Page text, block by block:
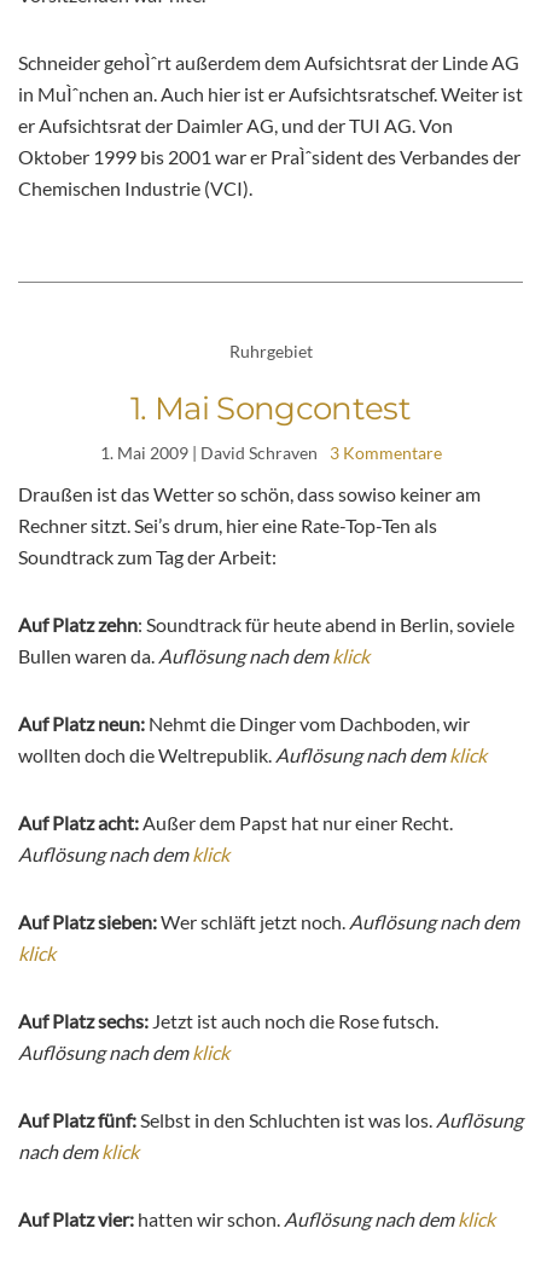
Schneider gehoÌˆrt außerdem dem Aufsichtsrat der Linde AG
in MuÌˆnchen an. Auch hier ist er Aufsichtsratschef. Weiter ist
er Aufsichtsrat der Daimler AG, und der TUI AG. Von
Oktober 1999 bis 2001 war er PraÌˆsident des Verbandes der
Chemischen Industrie (VCI).
Ruhrgebiet
1. Mai Songcontest
1. Mai 2009| David Schraven 3 Kommentare
Draußen ist das Wetter so schön, dass sowiso keiner am
Rechner sitzt. Sei’s drum, hier eine Rate-Top-Ten als
Soundtrack zum Tag der Arbeit:
Auf Platz zehn: Soundtrack für heute abend in Berlin, soviele
Bullen waren da. Auflösung nach demklick
Auf Platz neun: Nehmt die Dinger vom Dachboden, wir
wollten doch die Weltrepublik. Auflösung nach demklick
Auf Platz acht: Außer dem Papst hat nur einer Recht.
Auflösung nach demklick
Auf Platz sieben:Wer schläft jetzt noch. Auflösung nach dem
klick
Auf Platz sechs: Jetzt ist auch noch die Rose futsch.
Auflösung nach demklick
Auf Platz fünf: Selbst in den Schluchten ist was los. Auflösung
nach demklick
Auf Platz vier: hatten wir schon. Auflösung nach demklick